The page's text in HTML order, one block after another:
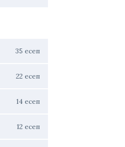
35 есеп
22 есеп
14 есеп
12 есеп